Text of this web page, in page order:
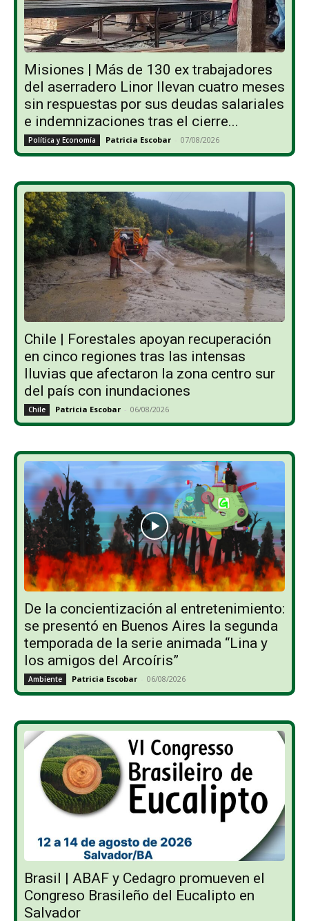
Misiones | Más de 130 ex trabajadores
del aserradero Linor llevan cuatro meses
sin respuestas por sus deudas salariales
e indemnizaciones tras el cierre...
Política y Economía Patricia Escobar - 07/08/2026
Chile | Forestales apoyan recuperación
en cinco regiones tras las intensas
lluvias que afectaron la zona centro sur
del país con inundaciones
Chile Patricia Escobar - 06/08/2026
De la concientización al entretenimiento:
se presentó en Buenos Aires la segunda
temporada de la serie animada “Lina y
los amigos del Arcoíris”
Ambiente Patricia Escobar - 06/08/2026
Brasil | ABAF y Cedagro promueven el
Congreso Brasileño del Eucalipto en
Salvador